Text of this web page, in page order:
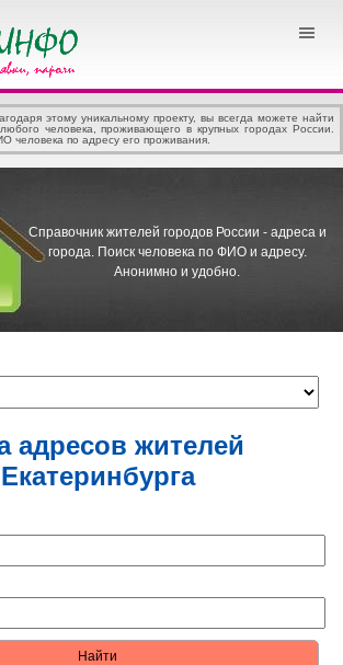
этому уникальному проекту, вы всегда можете найти
человека, проживающего в крупных городах России.
человека по адресу его проживания.
Справочник жителей городов России - адреса и
города. Поиск человека по ФИО и адресу.
Анонимно и удобно.
адресов жителей
Екатеринбурга